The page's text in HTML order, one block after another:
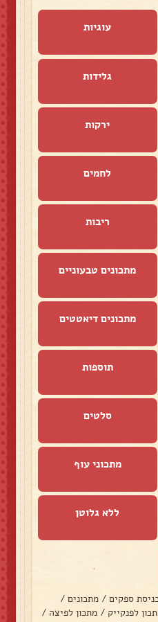
עוגיות
גלידות
ירקות
לחמים
ריבות
מתכונים טבעוניים
מתכונים דיאטטים
תוספות
סלטים
מתכוני עוף
ללא גלוטן
כניסת ספקים / מתכונים /
לפנקייק / מתכון לפיצה /